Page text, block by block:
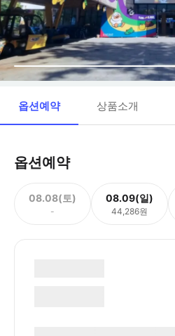
옵션예약 상품소개
옵션예약
08.08(토)
-
08.09(일)
44,286원